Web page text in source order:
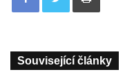
Související články